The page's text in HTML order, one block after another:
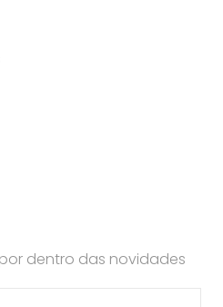
dentro das novidades